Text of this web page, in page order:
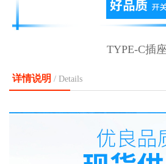
TYPE-C插座
详情说明 / Details